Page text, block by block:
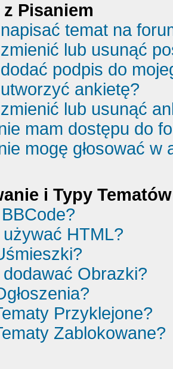
Pisaniem
temat na
lub usunąć
podpis do
ankietę?
lub usunąć
mam dostępu do
mogę głosować w
i Typy Tematów
HTML?
Obrazki?
Przyklejone?
Zablokowane?